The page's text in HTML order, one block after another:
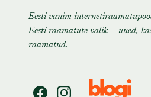
Eesti vanim
Eesti raamatute valik — uued,
raamatud.